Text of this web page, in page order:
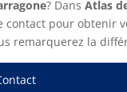
? DansAtlas
pour obtenir
remarquerez la